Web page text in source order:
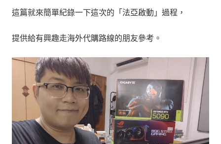
這篇就來簡單紀錄一下這次的「法亞啟動」過程，
提供給有興趣走海外代購路線的朋友參考。